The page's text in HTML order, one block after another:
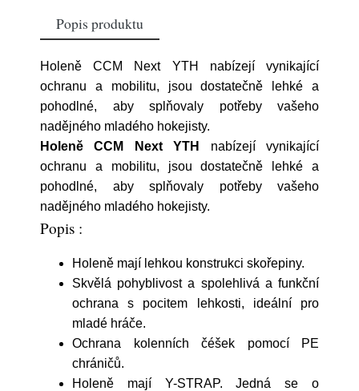
Popis produktu
Holeně CCM Next YTH nabízejí vynikající
ochranu a mobilitu, jsou dostatečně lehké a
pohodlné, aby splňovaly potřeby vašeho
nadějného mladého hokejisty.
Holeně CCM Next YTH
nabízejí vynikající
ochranu a mobilitu, jsou dostatečně lehké a
pohodlné, aby splňovaly potřeby vašeho
nadějného mladého hokejisty.
Popis :
Holeně mají lehkou konstrukci skořepiny.
Skvělá pohyblivost a spolehlivá a funkční
ochrana s pocitem lehkosti, ideální pro
mladé hráče.
Ochrana kolenních čéšek pomocí PE
chráničů.
Holeně mají Y-STRAP. Jedná se o